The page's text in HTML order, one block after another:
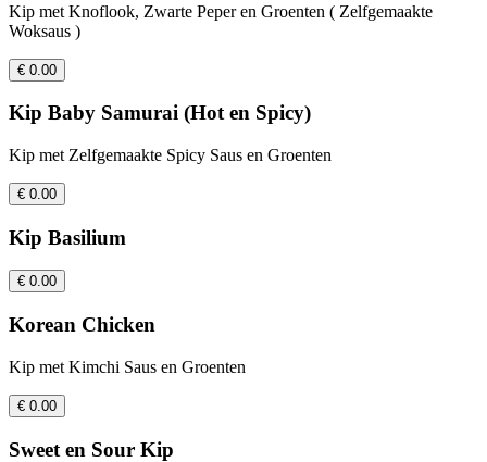
Kip met Knoflook, Zwarte Peper en Groenten ( Zelfgemaakte
Woksaus )
€ 0.00
Kip Baby Samurai (Hot en Spicy)
Kip met Zelfgemaakte Spicy Saus en Groenten
€ 0.00
Kip Basilium
€ 0.00
Korean Chicken
Kip met Kimchi Saus en Groenten
€ 0.00
Sweet en Sour Kip